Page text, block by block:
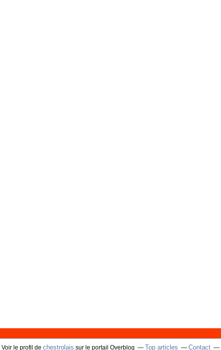
Voir le profil de chestrolais sur le portail Overblog Top articles Contact